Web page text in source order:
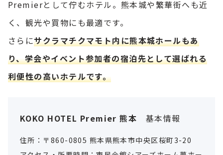
Premierとして佇むホテル。熊本城や繁華街へも近
く、観光や買物にも最適です。
さらにサクラマチクマモト内に熊本城ホールもあ
り、学会やイベント参加者の宿泊先として選ばれる
利便性の高いホテルです。
KOKO HOTEL Premier 熊本 基本情報
住所：〒860-0805 熊本県熊本市中央区桜町3-20